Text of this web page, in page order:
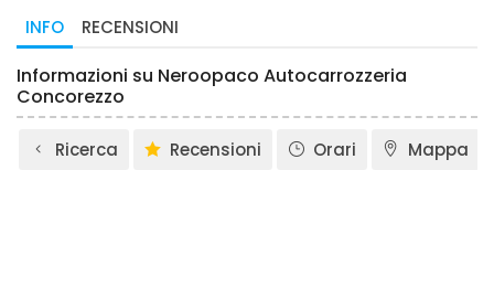
INFO RECENSIONI
Informazioni su Neroopaco Autocarrozzeria
Concorezzo
Ricerca Recensioni Orari Mappa